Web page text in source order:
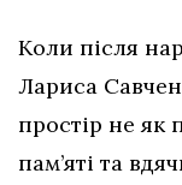
Коли після
Лариса
простір не як
пам’яті та